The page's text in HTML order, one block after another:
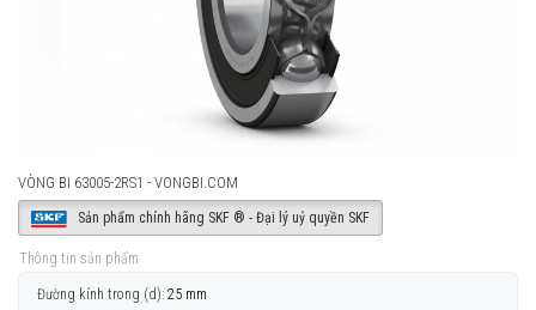
VÒNG BI 63005-2RS1 - VONGBI.COM
Sản phẩm chính hãng SKF ® - Đại lý uỷ quyền SKF
Thông tin sản phẩm
Đường kính trong (d): 25 mm